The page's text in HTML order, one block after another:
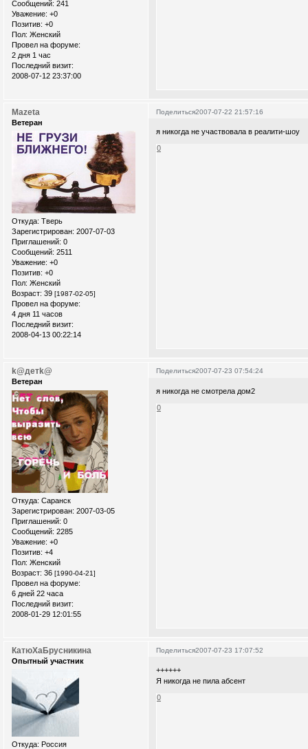
Сообщений: 241
Уважение: +0
Позитив: +0
Пол: Женский
Провел на форуме:
2 дня 1 час
Последний визит:
2008-07-12 23:37:00
Поделиться2007-07-22 21:57:16
Mazeta
Ветеран
Откуда: Тверь
Зарегистрирован: 2007-07-03
Приглашений: 0
Сообщений: 2511
Уважение: +0
Позитив: +0
Пол: Женский
Возраст: 39 [1987-02-05]
Провел на форуме:
4 дня 11 часов
Последний визит:
2008-04-13 00:22:14
я никогда не участвовала в реалити-шоу
0
Поделиться2007-07-23 07:54:24
k@детk@
Ветеран
Откуда: Саранск
Зарегистрирован: 2007-03-05
Приглашений: 0
Сообщений: 2285
Уважение: +0
Позитив: +4
Пол: Женский
Возраст: 36 [1990-04-21]
Провел на форуме:
6 дней 22 часа
Последний визит:
2008-01-29 12:01:55
я никогда не смотрела дом2
0
Поделиться2007-07-23 17:07:52
КатюХаБрусникина
Опытный участник
Откуда: Россия
++++++
Я никогда не пила абсент
0